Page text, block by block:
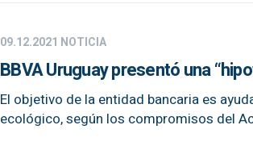
09.12.2021 NOTICIA
BBVA Uruguay presentó una
El objetivo de la entidad bancaria es
ecológico, según los compromisos del